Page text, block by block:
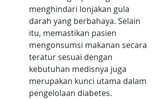
menghindari lonjakan gula
darah yang berbahaya. Selain
itu, memastikan pasien
mengonsumsi makanan secara
teratur sesuai dengan
kebutuhan medisnya juga
merupakan kunci utama dalam
pengelolaan diabetes.